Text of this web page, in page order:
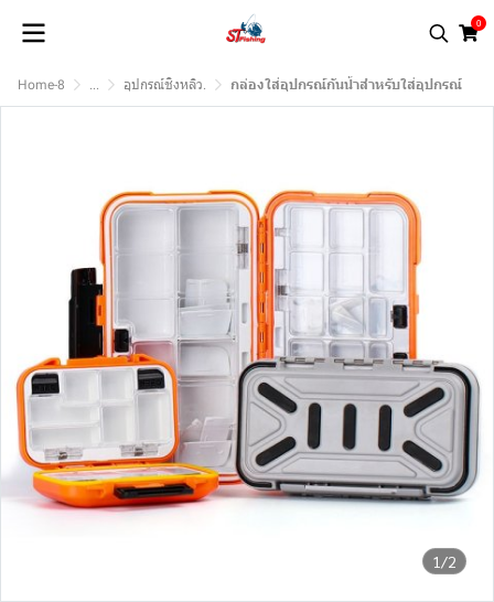
0
Home-8 ... อุปกรณ์ชิงหลิว. กล่องใส่อุุปกรณ์กันน้ำสำหรับใส่อุปกรณ์
1/2